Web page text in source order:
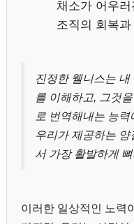
채소가 어우
조직의 회복
진정한 웰니스는
를 이해하고, 그것
로 번역해내는 능
우리가 제공하는
서 가장 활발하게
이러한 일상적인 노력